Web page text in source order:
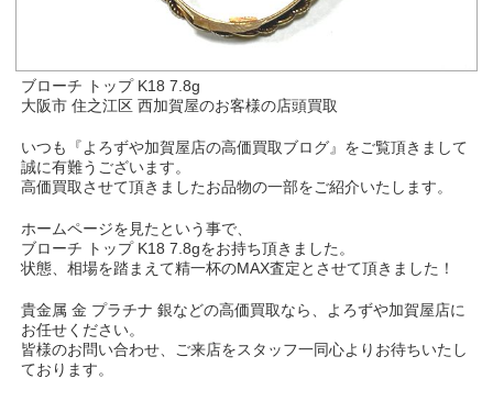
ブローチ トップ K18 7.8g
大阪市 住之江区 西加賀屋のお客様の店頭買取
いつも『よろずや加賀屋店の高価買取ブログ』をご覧頂きまして
誠に有難うございます。
高価買取させて頂きましたお品物の一部をご紹介いたします。
ホームページを見たという事で、
ブローチ トップ K18 7.8gをお持ち頂きました。
状態、相場を踏まえて精一杯のMAX査定とさせて頂きました！
貴金属 金 プラチナ 銀などの高価買取なら、よろずや加賀屋店に
お任せください。
皆様のお問い合わせ、ご来店をスタッフ一同心よりお待ちいたし
ております。